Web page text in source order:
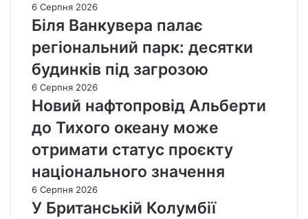
6 Серпня 2026
Біля Ванкувера палає
регіональний парк: десятки
будинків під загрозою
6 Серпня 2026
Новий нафтопровід Альберти
до Тихого океану може
отримати статус проєкту
національного значення
6 Серпня 2026
У Британській Колумбії